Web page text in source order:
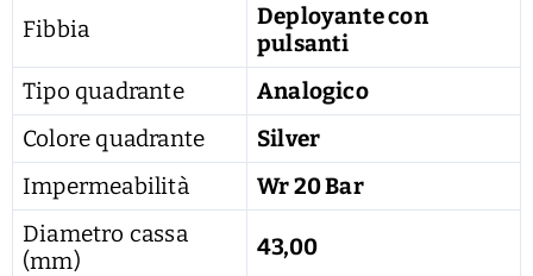
Fibbia
Deployante con
pulsanti
Tipo quadrante
Analogico
Colore quadrante
Silver
Impermeabilità
Wr 20 Bar
Diametro cassa
(mm)
43,00